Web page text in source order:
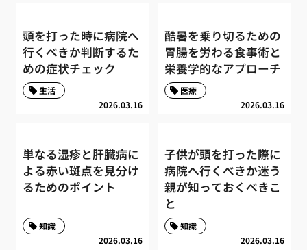
頭を打った時に病院へ
行くべきか判断するた
めの症状チェック
2026.03.16
生活
酷暑を乗り切るための
胃腸を労わる食事術と
栄養学的なアプローチ
2026.03.16
医療
単なる湿疹と肝臓病に
よる赤い斑点を見分け
るためのポイント
2026.03.16
知識
子供が頭を打った際に
病院へ行くべきか迷う
親が知っておくべきこ
と
2026.03.16
知識